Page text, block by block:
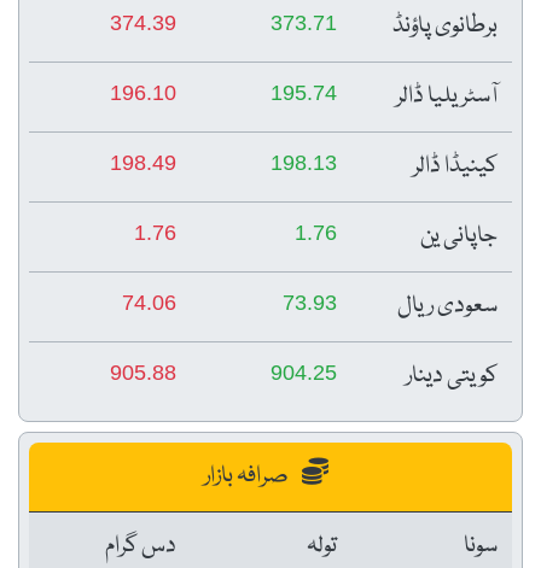
برطانوی پاؤنڈ 373.71
374.39
آسٹریلیا ڈالر 195.74
196.10
کینیڈا ڈالر 198.13
198.49
جاپانی ین 1.76
1.76
سعودی ریال 73.93
74.06
کویتی دینار 904.25
905.88
صرافہ بازار
سونا
تولہ
دس گرام